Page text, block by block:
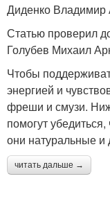
Диденко Владимир
Статью проверил
Голубев Михаил
Чтобы
энергией и
фреши и смузи.
помогут
они натуральные
читать дальше →